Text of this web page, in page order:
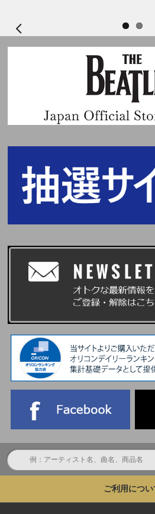
期間以外はご応募いただけません。あらか
※商品受取日と上記スケジュールを必ずご
募ください。
※イベントの詳細はHPよりご確認くださ
https://www.universal-music.co.jp/
(全9種)を入れてお届けいたします。
・お一人様何度でもご予約・ご購入可能
す。各ストアの上限数に達し次第、販売
確保が可能な場合、再販売を行う場合がご
・セット商品をご購入の場合は枚数分に
ンバー別フォトカード」をプレゼントい
ソロ盤9形態セットで9枚)。
・「ラッキードロー対象商品」もストア
の対象になります。
・お客様のご都合による長期不在・住所
・ご注文は、施策へのご参加をご希望の
す。代理購入等で生じたトラブルに関し
すのであらかじめご了承ください。
ご利用につい